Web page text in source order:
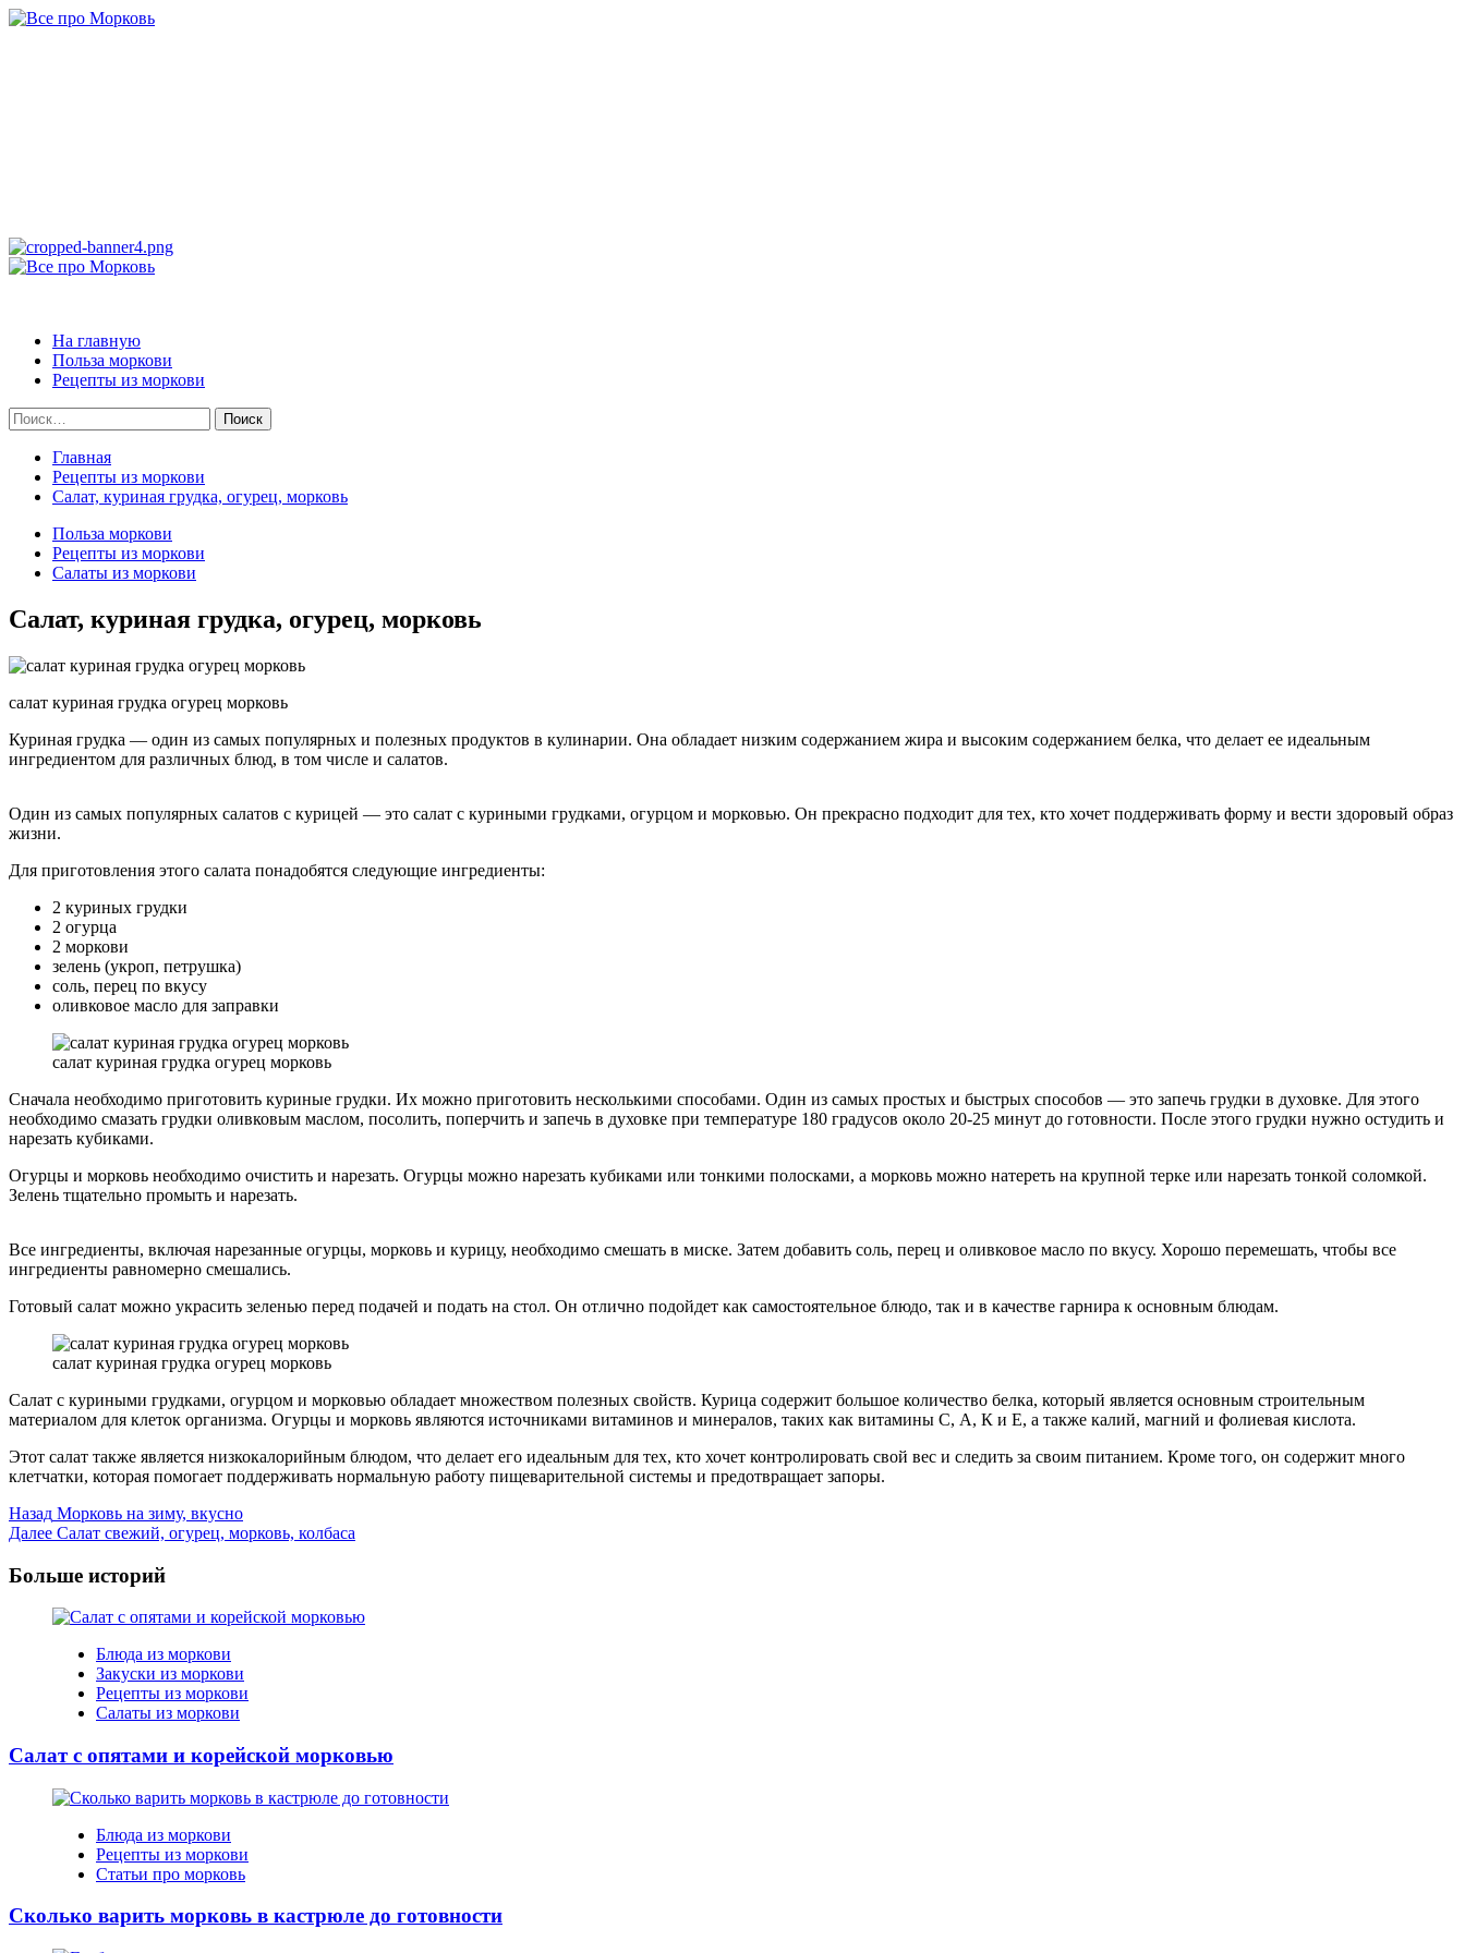
Перейти
Основное
На главную
Польза моркови
Рецепты из моркови
Найти:
Главная
Рецепты из моркови
Салат, куриная грудка, огурец, морковь
Польза моркови
Рецепты из моркови
Салаты из моркови
Салат, куриная грудка, огурец, морковь
салат куриная грудка огурец морковь
Куриная грудка — один из самых популярных и полезных продуктов в кулинарии. Она обладает низким содержанием жира и высоким содержанием белка, что делает ее идеальным
ингредиентом для различных блюд, в том числе и салатов.
Один из самых популярных салатов с курицей — это салат с куриными грудками, огурцом и морковью. Он прекрасно подходит для тех, кто хочет поддерживать форму и вести здоровый образ
жизни.
Для приготовления этого салата понадобятся следующие ингредиенты:
2 куриных грудки
2 огурца
2 моркови
зелень (укроп, петрушка)
соль, перец по вкусу
оливковое масло для заправки
салат куриная грудка огурец морковь
Сначала необходимо приготовить куриные грудки. Их можно приготовить несколькими способами. Один из самых простых и быстрых способов — это запечь грудки в духовке. Для этого
необходимо смазать грудки оливковым маслом, посолить, поперчить и запечь в духовке при температуре 180 градусов около 20-25 минут до готовности. После этого грудки нужно остудить и
нарезать кубиками.
Огурцы и морковь необходимо очистить и нарезать. Огурцы можно нарезать кубиками или тонкими полосками, а морковь можно натереть на крупной терке или нарезать тонкой соломкой.
Зелень тщательно промыть и нарезать.
Все ингредиенты, включая нарезанные огурцы, морковь и курицу, необходимо смешать в миске. Затем добавить соль, перец и оливковое масло по вкусу. Хорошо перемешать, чтобы все
ингредиенты равномерно смешались.
Готовый салат можно украсить зеленью перед подачей и подать на стол. Он отлично подойдет как самостоятельное блюдо, так и в качестве гарнира к основным блюдам.
салат куриная грудка огурец морковь
Салат с куриными грудками, огурцом и морковью обладает множеством полезных свойств. Курица содержит большое количество белка, который является основным строительным
материалом для клеток организма. Огурцы и морковь являются источниками витаминов и минералов, таких как витамины С, А, К и Е, а также калий, магний и фолиевая кислота.
Этот салат также является низкокалорийным блюдом, что делает его идеальным для тех, кто хочет контролировать свой вес и следить за своим питанием. Кроме того, он содержит много
клетчатки, которая помогает поддерживать нормальную работу пищеварительной системы и предотвращает запоры.
Post
Navigation
Назад Морковь на зиму, вкусно
Далее Салат свежий, огурец, морковь, колбаса
Больше историй
Блюда из моркови
Закуски из моркови
Рецепты из моркови
Салаты из моркови
Салат с опятами и корейской морковью
Блюда из моркови
Рецепты из моркови
Статьи про морковь
Сколько варить морковь в кастрюле до готовности